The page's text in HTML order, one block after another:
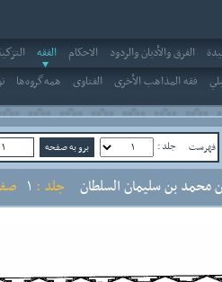
الفرق والأديان والردود الاحکام الفقه
فقه المذاهب الأخرى الفتاوى همه‌گروه‌ها
فهرست جلد :
محمد بن سليمان السلطان جلد :